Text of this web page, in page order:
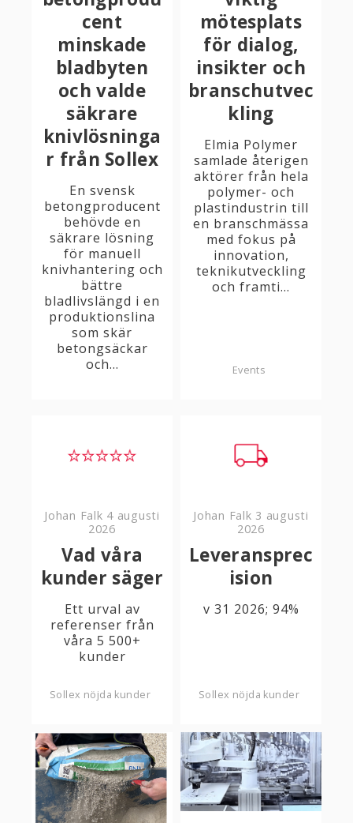
cent
minskade
bladbyten
och valde
säkrare
knivlösninga
r från Sollex
En svensk
betongproducent
behövde en
säkrare lösning
för manuell
knivhantering och
bättre
bladlivslängd i en
produktionslina
som skär
betongsäckar
och...
mötesplats
för dialog,
insikter och
branschutvec
kling
Elmia Polymer
samlade återigen
aktörer från hela
polymer- och
plastindustrin till
en branschmässa
med fokus på
innovation,
teknikutveckling
och framti...
Events
Johan Falk 4 augusti
2026
Vad våra
kunder säger
Ett urval av
referenser från
våra 5 500+
kunder
Sollex nöjda kunder
Johan Falk 3 augusti
2026
Leveransprec
ision
v 31 2026; 94%
Sollex nöjda kunder